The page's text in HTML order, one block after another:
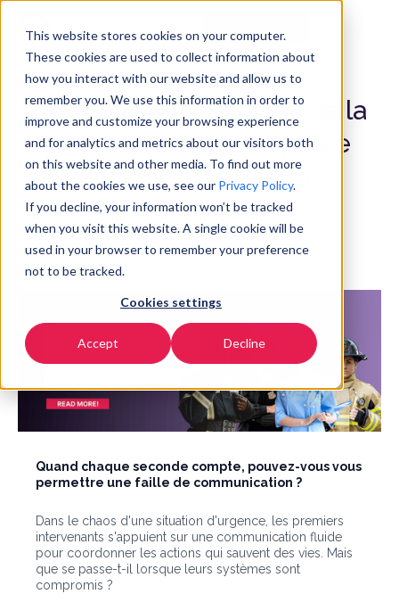
This website stores cookies on your computer.
These cookies are used to collect information about
how you interact with our website and allow us to
remember you. We use this information in order to
improve and customize your browsing experience
and for analytics and metrics about our visitors both
on this website and other media. To find out more
about the cookies we use, see our Privacy Policy.
If you decline, your information won’t be tracked
when you visit this website. A single cookie will be
used in your browser to remember your preference
not to be tracked.
Cookies settings
Accept Decline
Principaux avantages de la
communication cryptée
pour les premiers
intervenants
May 5, 2025
Quand chaque seconde compte, pouvez-vous vous
permettre une faille de communication ?
Dans le chaos d'une situation d'urgence, les premiers
intervenants s'appuient sur une communication fluide
pour coordonner les actions qui sauvent des vies. Mais
que se passe-t-il lorsque leurs systèmes sont
compromis ?